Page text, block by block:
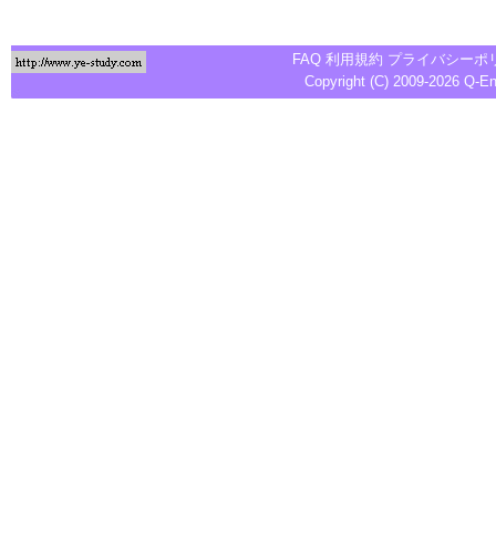
FAQ 利用規約 プライバシーポ
Copyright (C) 2009-2026 Q-